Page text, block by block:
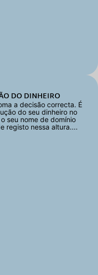
DO DINHEIRO
a decisão correcta. É
do seu dinheiro no
seu nome de domínio
registo nessa altura....